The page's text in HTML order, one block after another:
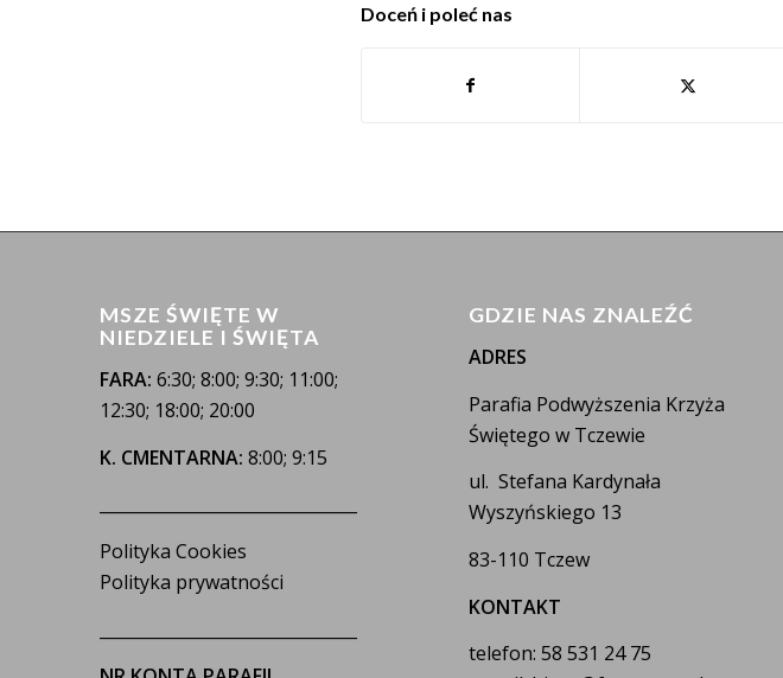
Doceń i poleć nas
MSZE ŚWIĘTE W
NIEDZIELE I ŚWIĘTA
FARA: 6:30; 8:00; 9:30; 11:00;
12:30; 18:00; 20:00
K. CMENTARNA: 8:00; 9:15
Polityka Cookies
Polityka prywatności
GDZIE NAS ZNALEŹĆ
ADRES
Parafia Podwyższenia Krzyża
Świętego w Tczewie
ul. Stefana Kardynała
Wyszyńskiego 13
83-110 Tczew
KONTAKT
telefon: 58 531 24 75